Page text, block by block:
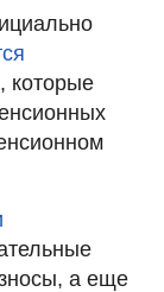
, которые
а еще